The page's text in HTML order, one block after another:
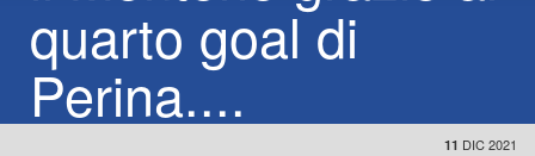
quarto goal di
Perina....
11 DIC 2021